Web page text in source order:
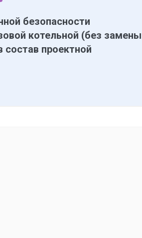
безопасности
котельной (без замены
состав проектной